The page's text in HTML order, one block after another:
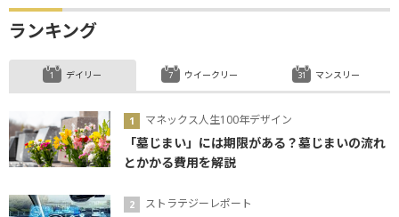
ランキング
デイリー
マネックス人生100年デザイン
「墓じまい」には期限がある？墓じまいの流れ
とかかる費用を解説
ストラテジーレポート
ウイークリー マンスリー